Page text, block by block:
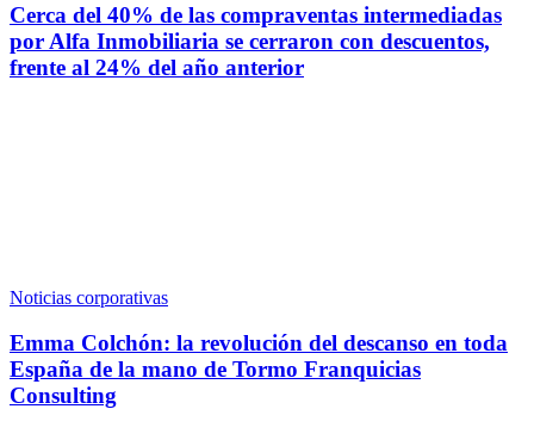
Cerca del 40% de las compraventas intermediadas
por Alfa Inmobiliaria se cerraron con descuentos,
frente al 24% del año anterior
Noticias corporativas
Emma Colchón: la revolución del descanso en toda
España de la mano de Tormo Franquicias
Consulting